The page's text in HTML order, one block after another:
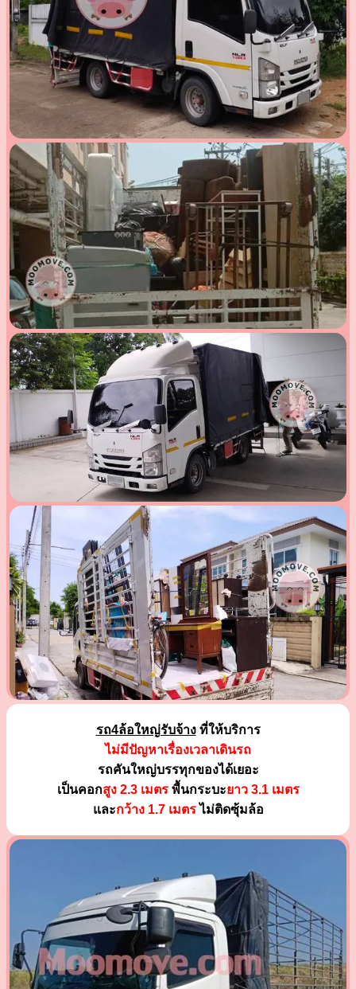
รถ4ล้อใหญ่รับจ้างที่ให้บริการ
ไม่มีปัญหาเรื่องเวลาเดินรถ
รถคันใหญ่บรรทุกของได้เยอะ
เป็นคอกสูง 2.3 เมตรพื้นกระบะยาว 3.1 เมตร
และกว้าง 1.7 เมตรไม่ติดซุ้มล้อ